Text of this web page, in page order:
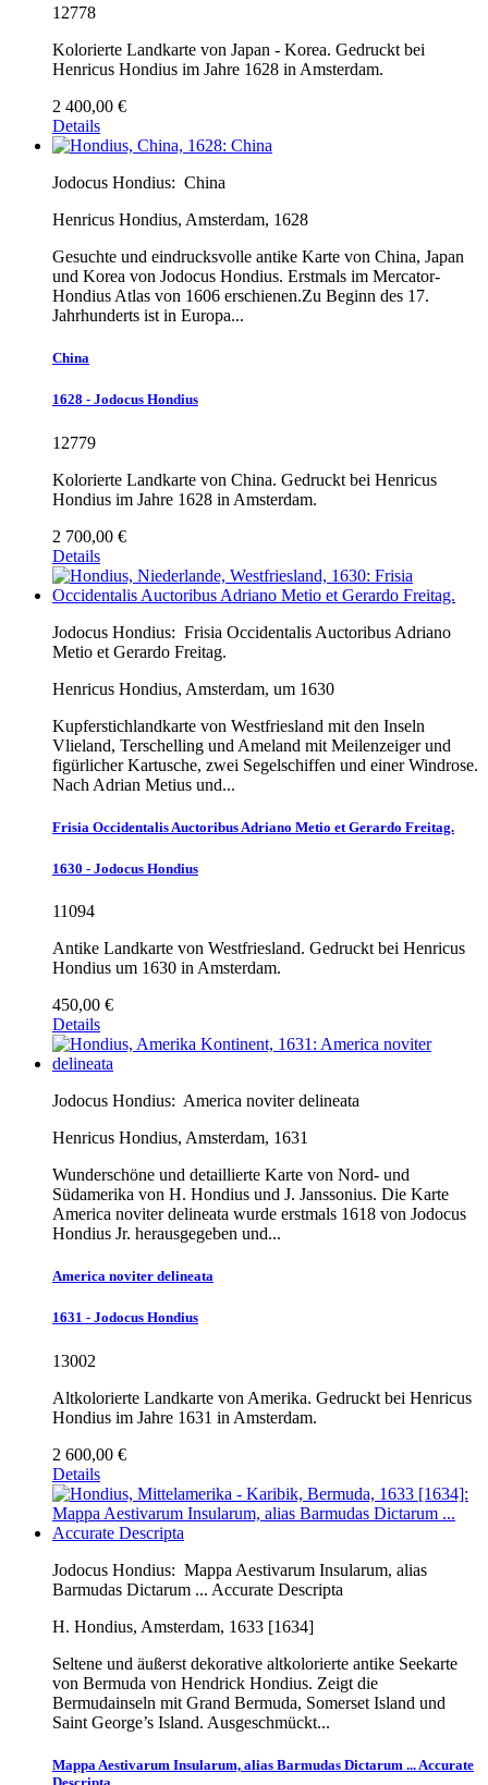
12778
Kolorierte Landkarte von Japan - Korea. Gedruckt bei
Henricus Hondius im Jahre 1628 in Amsterdam.
2 400,00 €
Details
Jodocus Hondius: China
Henricus Hondius, Amsterdam, 1628
Gesuchte und eindrucksvolle antike Karte von China, Japan
und Korea von Jodocus Hondius. Erstmals im Mercator-
Hondius Atlas von 1606 erschienen.Zu Beginn des 17.
Jahrhunderts ist in Europa...
China
1628 - Jodocus Hondius
12779
Kolorierte Landkarte von China. Gedruckt bei Henricus
Hondius im Jahre 1628 in Amsterdam.
2 700,00 €
Details
Jodocus Hondius: Frisia Occidentalis Auctoribus Adriano
Metio et Gerardo Freitag.
Henricus Hondius, Amsterdam, um 1630
Kupferstichlandkarte von Westfriesland mit den Inseln
Vlieland, Terschelling und Ameland mit Meilenzeiger und
figürlicher Kartusche, zwei Segelschiffen und einer Windrose.
Nach Adrian Metius und...
Frisia Occidentalis Auctoribus Adriano Metio et Gerardo Freitag.
1630 - Jodocus Hondius
11094
Antike Landkarte von Westfriesland. Gedruckt bei Henricus
Hondius um 1630 in Amsterdam.
450,00 €
Details
Jodocus Hondius: America noviter delineata
Henricus Hondius, Amsterdam, 1631
Wunderschöne und detaillierte Karte von Nord- und
Südamerika von H. Hondius und J. Janssonius. Die Karte
America noviter delineata wurde erstmals 1618 von Jodocus
Hondius Jr. herausgegeben und...
America noviter delineata
1631 - Jodocus Hondius
13002
Altkolorierte Landkarte von Amerika. Gedruckt bei Henricus
Hondius im Jahre 1631 in Amsterdam.
2 600,00 €
Details
Jodocus Hondius: Mappa Aestivarum Insularum, alias
Barmudas Dictarum ... Accurate Descripta
H. Hondius, Amsterdam, 1633 [1634]
Seltene und äußerst dekorative altkolorierte antike Seekarte
von Bermuda von Hendrick Hondius. Zeigt die
Bermudainseln mit Grand Bermuda, Somerset Island und
Saint George’s Island. Ausgeschmückt...
Mappa Aestivarum Insularum, alias Barmudas Dictarum ... Accurate